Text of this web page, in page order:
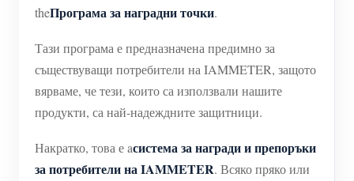
theПрограма за наградни точки.
Тази програма е предназначена предимно за
съществуващи потребители на IAMMETER, защото
вярваме, че тези, които са използвали нашите
продукти, са най-надеждните защитници.
Накратко, това е aсистема за награди и препоръки
за потребители на IAMMETER. Всяко пряко или